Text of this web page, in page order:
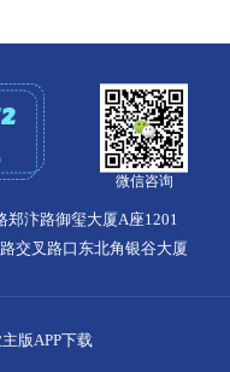
微信咨询
郑汴路御玺大厦A座1201
交叉路口东北角银谷大厦
版APP下载